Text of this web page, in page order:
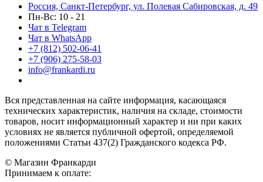
Россия, Санкт-Петербург, ул. Полевая Сабировская, д. 49
Пн-Вс: 10 - 21
Чат в Telegram
Чат в WhatsApp
+7 (812) 502-06-41
+7 (906) 275-58-03
info@frankardi.ru
Вся представленная на сайте информация, касающаяся
технических характеристик, наличия на складе, стоимости
товаров, носит информационный характер и ни при каких
условиях не является публичной офертой, определяемой
положениями Статьи 437(2) Гражданского кодекса РФ.
© Магазин Франкарди
Принимаем к оплате: